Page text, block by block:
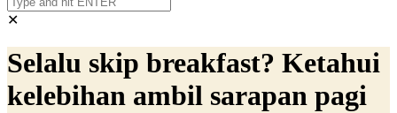
✕
Selalu skip breakfast? Ketahui
kelebihan ambil sarapan pagi